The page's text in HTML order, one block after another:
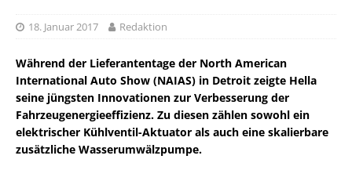
18. Januar 2017 Redaktion
Während der Lieferantentage der North American
International Auto Show (NAIAS) in Detroit zeigte Hella
seine jüngsten Innovationen zur Verbesserung der
Fahrzeugenergieeffizienz. Zu diesen zählen sowohl ein
elektrischer Kühlventil-Aktuator als auch eine skalierbare
zusätzliche Wasserumwälzpumpe.